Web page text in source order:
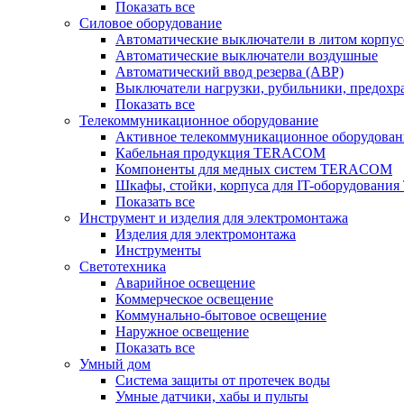
Показать все
Силовое оборудование
Автоматические выключатели в литом
Автоматические выключатели воздушные
Автоматический ввод резерва (АВР)
Выключатели нагрузки, рубильники,
Показать все
Телекоммуникационное оборудование
Активное телекоммуникационное
Кабельная продукция TERACOM
Компоненты для медных систем TERACOM
Шкафы, стойки, корпуса для IT-
Показать все
Инструмент и изделия для электромонтажа
Изделия для электромонтажа
Инструменты
Светотехника
Аварийное освещение
Коммерческое освещение
Коммунально-бытовое освещение
Наружное освещение
Показать все
Умный дом
Система защиты от протечек воды
Умные датчики, хабы и пульты